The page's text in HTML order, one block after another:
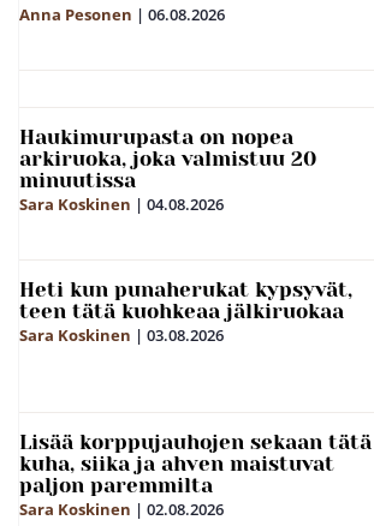
Anna Pesonen | 06.08.2026
Haukimurupasta on nopea
arkiruoka, joka valmistuu 20
minuutissa
Sara Koskinen | 04.08.2026
Heti kun punaherukat kypsyvät,
teen tätä kuohkeaa jälkiruokaa
Sara Koskinen | 03.08.2026
Lisää korppujauhojen sekaan tätä
kuha, siika ja ahven maistuvat
paljon paremmilta
Sara Koskinen | 02.08.2026